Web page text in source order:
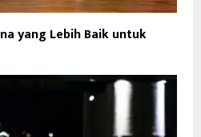
yang Lebih Baik untuk